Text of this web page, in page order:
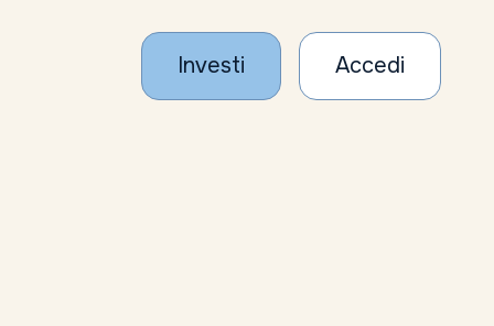
Investi Accedi